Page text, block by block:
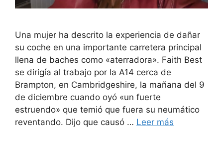
Una mujer ha descrito la experiencia de dañar
su coche en una importante carretera principal
llena de baches como «aterradora». Faith Best
se dirigía al trabajo por la A14 cerca de
Brampton, en Cambridgeshire, la mañana del 9
de diciembre cuando oyó «un fuerte
estruendo» que temió que fuera su neumático
reventando. Dijo que causó … Leer más